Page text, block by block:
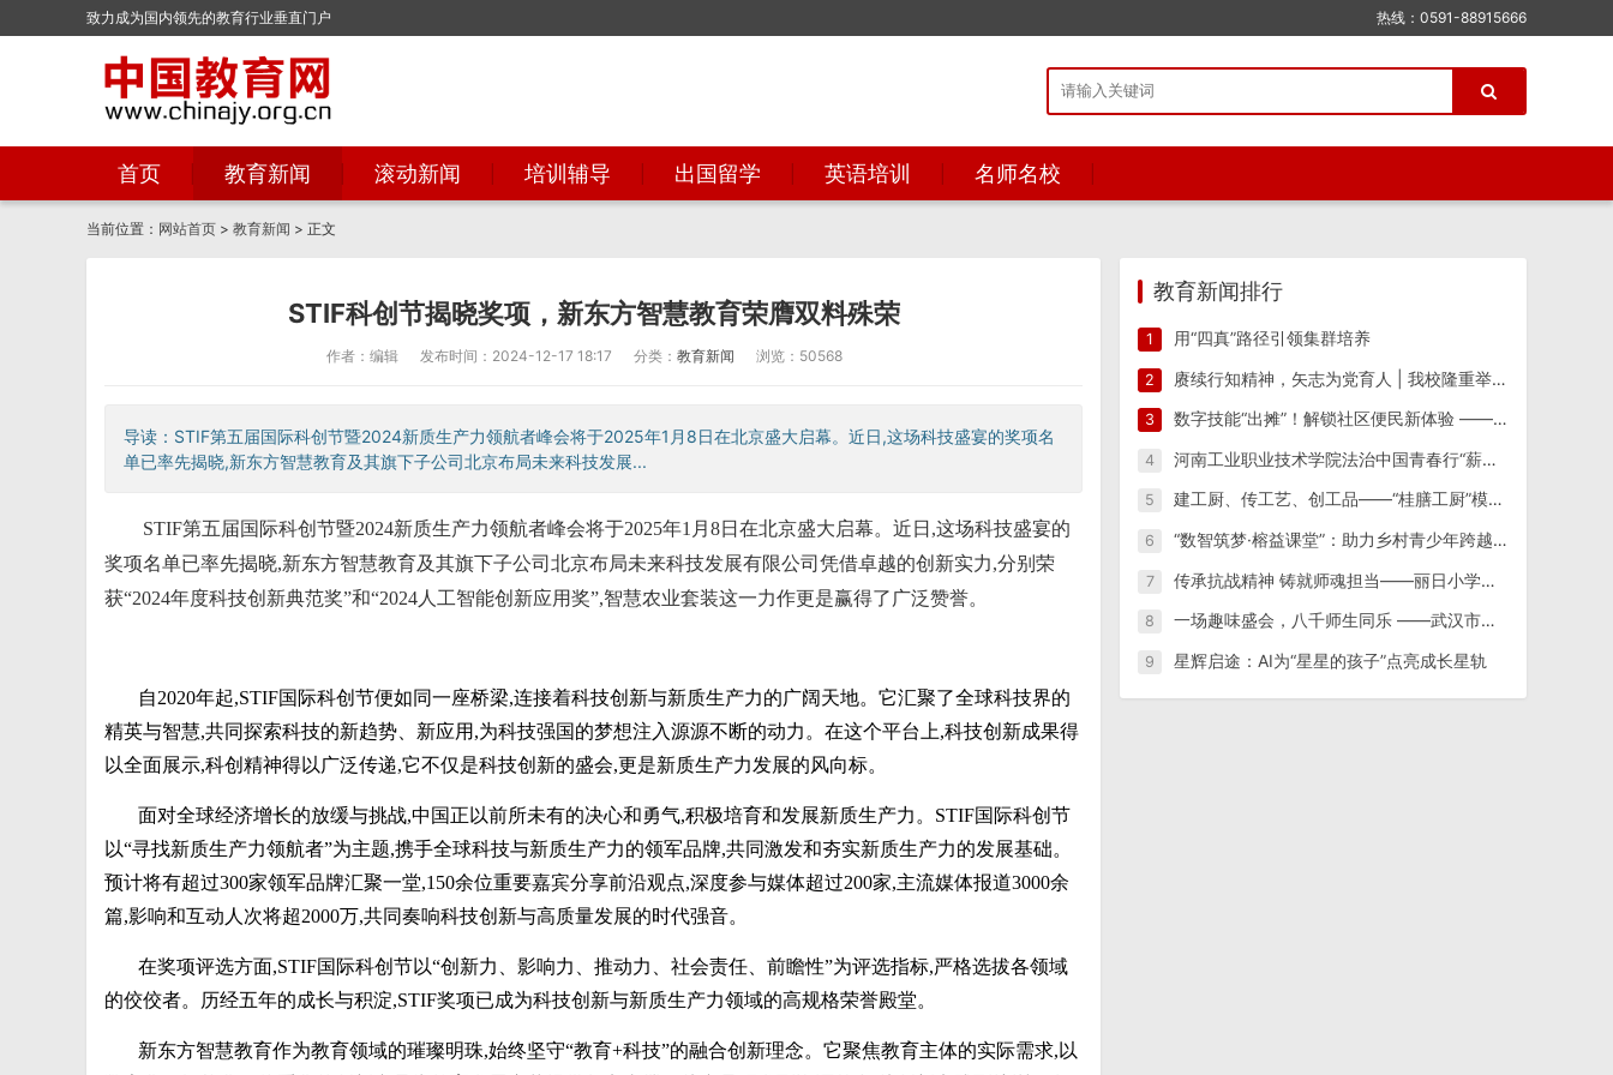
热线：0591-88915666
致力成为国内领先的教育行业垂直门户
首页 教育新闻 滚动新闻 培训辅导 出国留学 英语培训 名师名校
当前位置： 网站首页 > 教育新闻 > 正文
STIF科创节揭晓奖项，新东方智慧教育荣膺双料殊荣
作者：编辑 发布时间：2024-12-17 18:17 分类：教育新闻 浏览：50568
导读：STIF第五届国际科创节暨2024新质生产力领航者峰会将于2025年1月8日在北京盛大启幕。近日,这场科技盛宴的奖项名
单已率先揭晓,新东方智慧教育及其旗下子公司北京布局未来科技发展...
STIF第五届国际科创节暨2024新质生产力领航者峰会将于2025年1月8日在北京盛大启幕。近日,这场科技盛宴的
奖项名单已率先揭晓,新东方智慧教育及其旗下子公司北京布局未来科技发展有限公司凭借卓越的创新实力,分别荣
获“2024年度科技创新典范奖”和“2024人工智能创新应用奖”,智慧农业套装这一力作更是赢得了广泛赞誉。
自2020年起,STIF国际科创节便如同一座桥梁,连接着科技创新与新质生产力的广阔天地。它汇聚了全球科技界的
精英与智慧,共同探索科技的新趋势、新应用,为科技强国的梦想注入源源不断的动力。在这个平台上,科技创新成果得
以全面展示,科创精神得以广泛传递,它不仅是科技创新的盛会,更是新质生产力发展的风向标。
面对全球经济增长的放缓与挑战,中国正以前所未有的决心和勇气,积极培育和发展新质生产力。STIF国际科创节
以“寻找新质生产力领航者”为主题,携手全球科技与新质生产力的领军品牌,共同激发和夯实新质生产力的发展基础。
预计将有超过300家领军品牌汇聚一堂,150余位重要嘉宾分享前沿观点,深度参与媒体超过200家,主流媒体报道3000余
篇,影响和互动人次将超2000万,共同奏响科技创新与高质量发展的时代强音。
在奖项评选方面,STIF国际科创节以“创新力、影响力、推动力、社会责任、前瞻性”为评选指标,严格选拔各领域
的佼佼者。历经五年的成长与积淀,STIF奖项已成为科技创新与新质生产力领域的高规格荣誉殿堂。
新东方智慧教育作为教育领域的璀璨明珠,始终坚守“教育+科技”的融合创新理念。它聚焦教育主体的实际需求,以
教育新闻排行
1 用“四真”路径引领集群培养
2 赓续行知精神，矢志为党育人 | 我校隆重举行纪念陶行知先生逝世八十周年活动
3 数字技能“出摊”！解锁社区便民新体验 ——江西工业工程职业技术学院信息工程学院“星火筑梦”实践团 一站式便民志愿服务
4 河南工业职业技术学院法治中国青春行“薪火相传 反诈筑防”实践团开展反诈宣传教育系列活动
5 建工厨、传工艺、创工品——“桂膳工厨”模式驱动产教融合创新实践
6 “数智筑梦·榕益课堂”：助力乡村青少年跨越数字鸿沟
7 传承抗战精神 铸就师魂担当——丽日小学组织师生收看纪念中国人民抗日战争暨世界反法西斯战争胜利80周年阅兵仪式
8 一场趣味盛会，八千师生同乐 ——武汉市汉阳区老年大学隆重举办第15届趣味运动会
9 星辉启途：AI为“星星的孩子”点亮成长星轨